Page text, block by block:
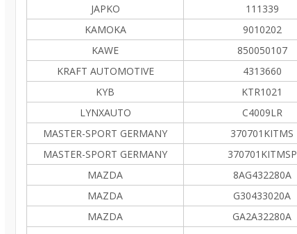
JAPKO
111339
KAMOKA
9010202
KAWE
850050107
KRAFT AUTOMOTIVE
4313660
KYB
KTR1021
LYNXAUTO
C4009LR
MASTER-SPORT GERMANY
370701KITMS
MASTER-SPORT GERMANY
370701KITMSP
MAZDA
8AG432280A
MAZDA
G30433020A
MAZDA
GA2A32280A